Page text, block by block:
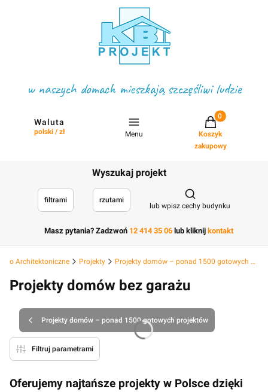
w naszych domach mieszkają szczęśliwi ludzie
Waluta
polski / zł Menu
Projekty w
Koszyk
zakupowy
Wyszukaj projekt
filtrami rzutami
Otwórz
lub wpisz cechy budynku
Masz pytania? Zadzwoń 12 414 35 06 lub kliknij kontakt
Architektoniczne Projekty Projekty domów – ponad 1500 gotowych projektów
Projekty domów bez garażu
Projekty domów – ponad 1500 gotowych projektów
Filtruj parametrami
Oferujemy najtańsze projekty w Polsce dzięki